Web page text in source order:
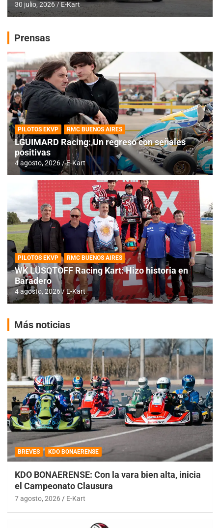
30 julio, 2026 E-Kart
Prensas
PILOTOS EKVP RMC BUENOS AIRES
LGUIMARD Racing: Un regreso con señales
positivas
4 agosto, 2026 E-Kart
PILOTOS EKVP RMC BUENOS AIRES
WK LÜSQTOFF Racing Kart: Hizo historia en
Baradero
4 agosto, 2026 E-Kart
Más noticias
BREVES KDO BONAERENSE
KDO BONAERENSE: Con la vara bien alta, inicia
el Campeonato Clausura
7 agosto, 2026 E-Kart